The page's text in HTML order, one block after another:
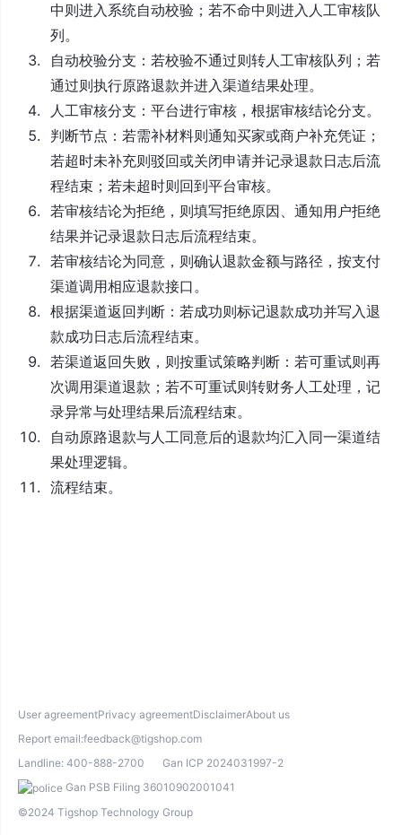
中则进入系统自动校验；若不命中则进入人工审核队
列。
自动校验分支：若校验不通过则转人工审核队列；若
通过则执行原路退款并进入渠道结果处理。
人工审核分支：平台进行审核，根据审核结论分支。
判断节点：若需补材料则通知买家或商户补充凭证；
若超时未补充则驳回或关闭申请并记录退款日志后流
程结束；若未超时则回到平台审核。
若审核结论为拒绝，则填写拒绝原因、通知用户拒绝
结果并记录退款日志后流程结束。
若审核结论为同意，则确认退款金额与路径，按支付
渠道调用相应退款接口。
根据渠道返回判断：若成功则标记退款成功并写入退
款成功日志后流程结束。
若渠道返回失败，则按重试策略判断：若可重试则再
次调用渠道退款；若不可重试则转财务人工处理，记
录异常与处理结果后流程结束。
自动原路退款与人工同意后的退款均汇入同一渠道结
果处理逻辑。
流程结束。
User agreementPrivacy agreementDisclaimerAbout us
Report email:feedback@tigshop.com
Landline: 400-888-2700
Gan ICP 2024031997-2
Gan PSB Filing 36010902001041
©2024 Tigshop Technology Group